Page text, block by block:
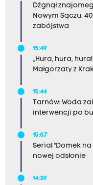
Dźgnął
Nowym Sączu.
zabójstwa
15:49
„Hura, hura,
Małgorzaty z
15:44
Tarnów: Woda
interwencji po
15:07
Serial "Domek
nowej odsłonie
14:39